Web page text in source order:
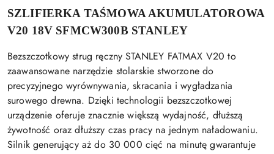
SZLIFIERKA TAŚMOWA AKUMULATOROWA
V20 18V SFMCW300B STANLEY
Bezszczotkowy strug ręczny STANLEY FATMAX V20 to
zaawansowane narzędzie stolarskie stworzone do
precyzyjnego wyrównywania, skracania i wygładzania
surowego drewna. Dzięki technologii bezszczotkowej
urządzenie oferuje znacznie większą wydajność, dłuższą
żywotność oraz dłuższy czas pracy na jednym naładowaniu.
Silnik generujący aż do 30 000 cięć na minutę gwarantuje